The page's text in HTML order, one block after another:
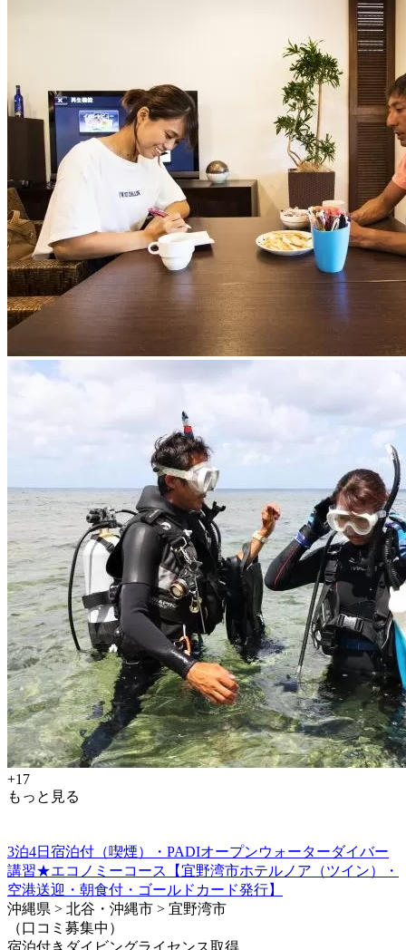
+17
もっと見る
3泊4日宿泊付（喫煙）・PADIオープンウォーターダイバー
講習★エコノミーコース【宜野湾市ホテルノア（ツイン）・
空港送迎・朝食付・ゴールドカード発行】
沖縄県 > 北谷・沖縄市 > 宜野湾市
（口コミ募集中）
宿泊付きダイビングライセンス取得